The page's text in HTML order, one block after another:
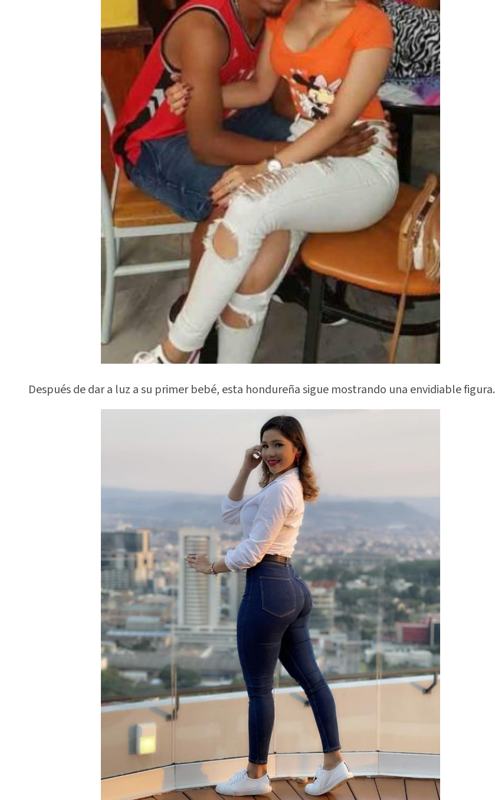
Después de dar a luz a su primer bebé, esta hondureña sigue mostrando una envidiable figura.